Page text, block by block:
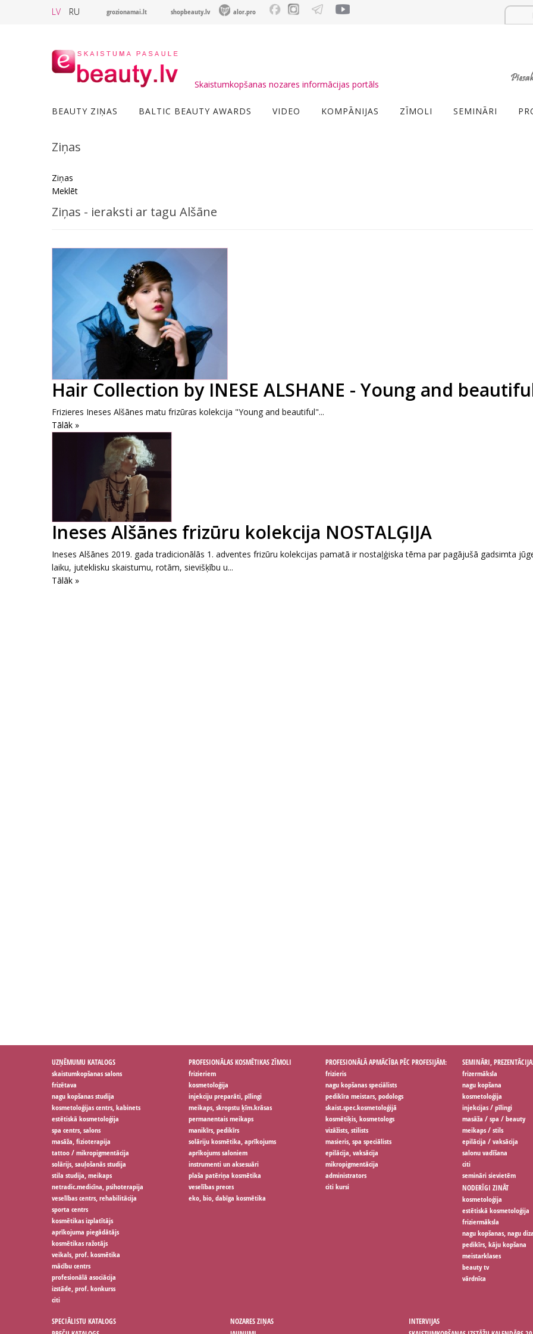
LV RU grozionamai.lt shopbeauty.lv alor.pro
Skaistumkopšanas nozares informācijas portāls
BEAUTY ZIŅAS BALTIC BEAUTY AWARDS VIDEO KOMPĀNIJAS ZĪMOLI SEMINĀRI
Ziņas
Ziņas
Meklēt
Ziņas - ieraksti ar tagu Alšāne
Hair Collection by INESE ALSHANE - Young and
Frizieres Ineses Alšānes matu frizūras kolekcija "Young and beautiful"...
Tālāk »
Ineses Alšānes frizūru kolekcija NOSTALĢIJA
Ineses Alšānes 2019. gada tradicionālās 1. adventes frizūru kolekcijas pamatā ir nostaļģiska tēma par pagājušā gadsimta
laiku, juteklisku skaistumu, rotām, sievišķību u...
Tālāk »
UZŅĒMUMU KATALOGS
skaistumkopšanas salons
frizētava
nagu kopšanas studija
kosmetoloģijas centrs, kabinets
estētiskā kosmetoloģija
spa centrs, salons
masāža, fizioterapija
tattoo / mikropigmentācija
solārijs, sauļošanās studija
stila studija, meikaps
netradic.medicīna, psihoterapija
veselības centrs, rehabilitācija
sporta centrs
kosmētikas izplatītājs
aprīkojuma piegādātājs
kosmētikas ražotājs
veikals, prof. kosmētika
mācību centrs
profesionālā asociācija
izstāde, prof. konkurss
citi
PROFESIONĀLAS KOSMĒTIKAS ZĪMOLI
frizieriem
kosmetoloģija
injekciju preparāti, pīlingi
meikaps, skropstu ķīm.krāsas
permanentais meikaps
manikīrs, pedikīrs
solāriju kosmētika, aprīkojums
aprīkojums saloniem
instrumenti un aksesuāri
plaša patēriņa kosmētika
veselības preces
eko, bio, dabīga kosmētika
PROFESIONĀLĀ APMĀCĪBA PĒC PROFESIJĀM:
frizieris
nagu kopšanas speciālists
pedikīra meistars, podologs
skaist.spec.kosmetoloģijā
kosmētiķis, kosmetologs
vizāžists, stilists
masieris, spa speciālists
epilācija, vaksācija
mikropigmentācija
administrators
citi kursi
SEMINĀRI,
frizermāksla
nagu kopšana
kosmetoloģija
injekcijas / pīlingi
masāža / spa / beauty
meikaps / stils
epilācija / vaksācija
salonu vadīšana
citi
semināri sievietēm
NODERĪGI ZINĀT
kosmetoloģija
estētiskā kosmetoloģija
friziermāksla
nagu kopšanas, nagu
pedikīrs, kāju kopšana
meistarklases
beauty tv
vārdnīca
SPECIĀLISTU KATALOGS
NOZARES ZIŅAS
INTERVIJAS